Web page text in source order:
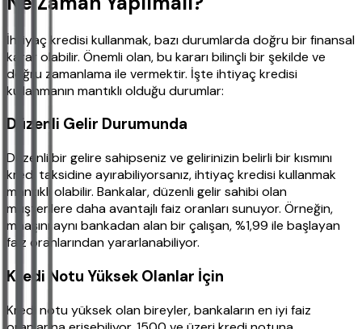
İhtiyaç kredisi kullanmak, bazı durumlarda doğru bir finansal
karar olabilir. Önemli olan, bu kararı bilinçli bir şekilde ve
doğru zamanlama ile vermektir. İşte ihtiyaç kredisi
kullanmanın mantıklı olduğu durumlar:
Düzenli Gelir Durumunda
Düzenli bir gelire sahipseniz ve gelirinizin belirli bir kısmını
kredi taksidine ayırabiliyorsanız, ihtiyaç kredisi kullanmak
mantıklı olabilir. Bankalar, düzenli gelir sahibi olan
müşterilere daha avantajlı faiz oranları sunuyor. Örneğin,
maaşını aynı bankadan alan bir çalışan, %1,99 ile başlayan
faiz oranlarından yararlanabiliyor.
Kredi Notu Yüksek Olanlar İçin
Kredi notu yüksek olan bireyler, bankaların en iyi faiz